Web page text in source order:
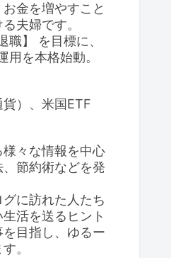
金を増やすこと
夫婦です。
職】 を目標に、
を本格始動。
）、米国ETF
々な情報を中心
節約術などを発
に訪れた人たち
活を送るヒント
目指し、ゆるー
。